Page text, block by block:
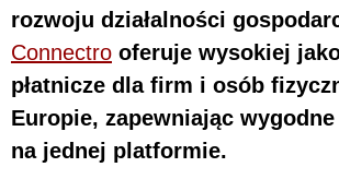
rozwoju działalności
Connectro oferuje wysokiej
płatnicze dla firm i osób
Europie, zapewniając
na jednej platformie.